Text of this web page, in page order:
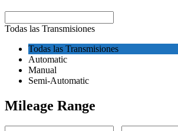
Todas las Transmisiones
Todas las Transmisiones
Automatic
Manual
Semi-Automatic
Mileage Range